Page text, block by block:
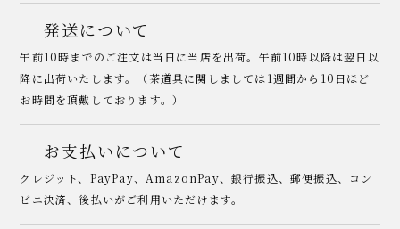
発送について
午前10時までのご注文は当日に当店を出荷。午前10時以降は翌日以
降に出荷いたします。（茶道具に関しましては1週間から10日ほど
お時間を頂戴しております。）
お支払いについて
クレジット、PayPay、AmazonPay、銀行振込、郵便振込、コン
ビニ決済、後払いがご利用いただけます。